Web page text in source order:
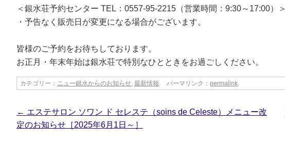
＜銀水荘予約センター TEL：0557-95-2215（営業時間：9:30～17:00）＞
・予告なく販売日が変更になる場合がございます。
皆様のご予約をお待ちしております。
お正月・年末年始は銀水荘で特別なひとときをお過ごしください。
カテゴリー： ニュー銀水からのお知らせ 最新情報 . パーマリンク： permalink
← エステサロン ソワン ド セレステ（soins de Celeste）メニュー改
定のお知らせ［2025年6月1日～］